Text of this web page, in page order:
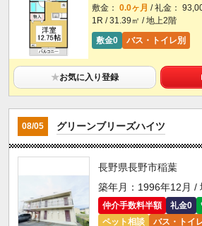
敷金： 0.0ヶ月 / 礼金：
1R / 31.39㎡ / 地上2階
敷金0
バス・トイレ別
★お気に入り登録
08/05 グリーンブリーズハイツ
長野県長野市稲葉
築年月：1996年12月 /
仲介手数料半額 礼金0
ペット相談
バス・トイ